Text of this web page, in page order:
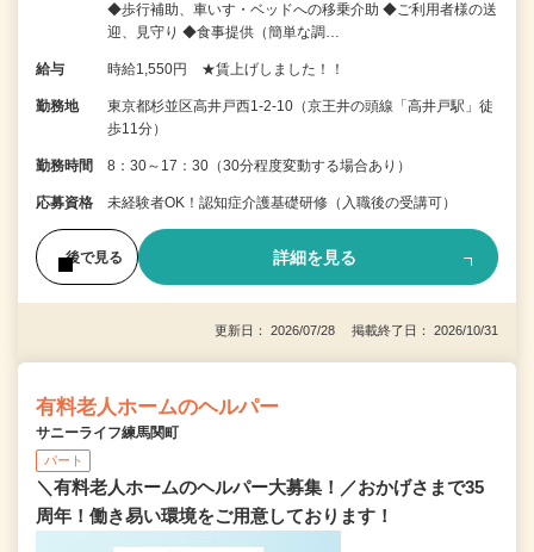
◆歩行補助、車いす・ベッドへの移乗介助 ◆ご利用者様の送
迎、見守り ◆食事提供（簡単な調…
給与 時給1,550円 ★賃上げしました！！
勤務地
東京都杉並区高井戸西1-2-10（京王井の頭線「高井戸駅」徒
歩11分）
勤務時間 8：30～17：30（30分程度変動する場合あり）
応募資格 未経験者OK！認知症介護基礎研修（入職後の受講可）
後で見る 詳細を見る
更新日： 2026/07/28 掲載終了日： 2026/10/31
有料老人ホームのヘルパー
サニーライフ練馬関町
パート
＼有料老人ホームのヘルパー大募集！／おかげさまで35
周年！働き易い環境をご用意しております！